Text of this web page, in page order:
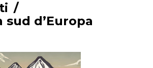
/
d’Europa